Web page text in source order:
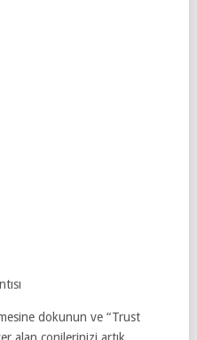
dokunun ve “Trust